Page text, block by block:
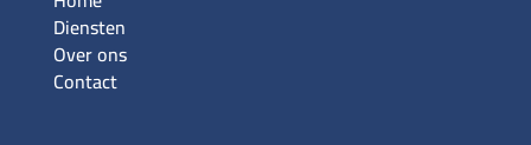
Diensten
Over ons
Contact